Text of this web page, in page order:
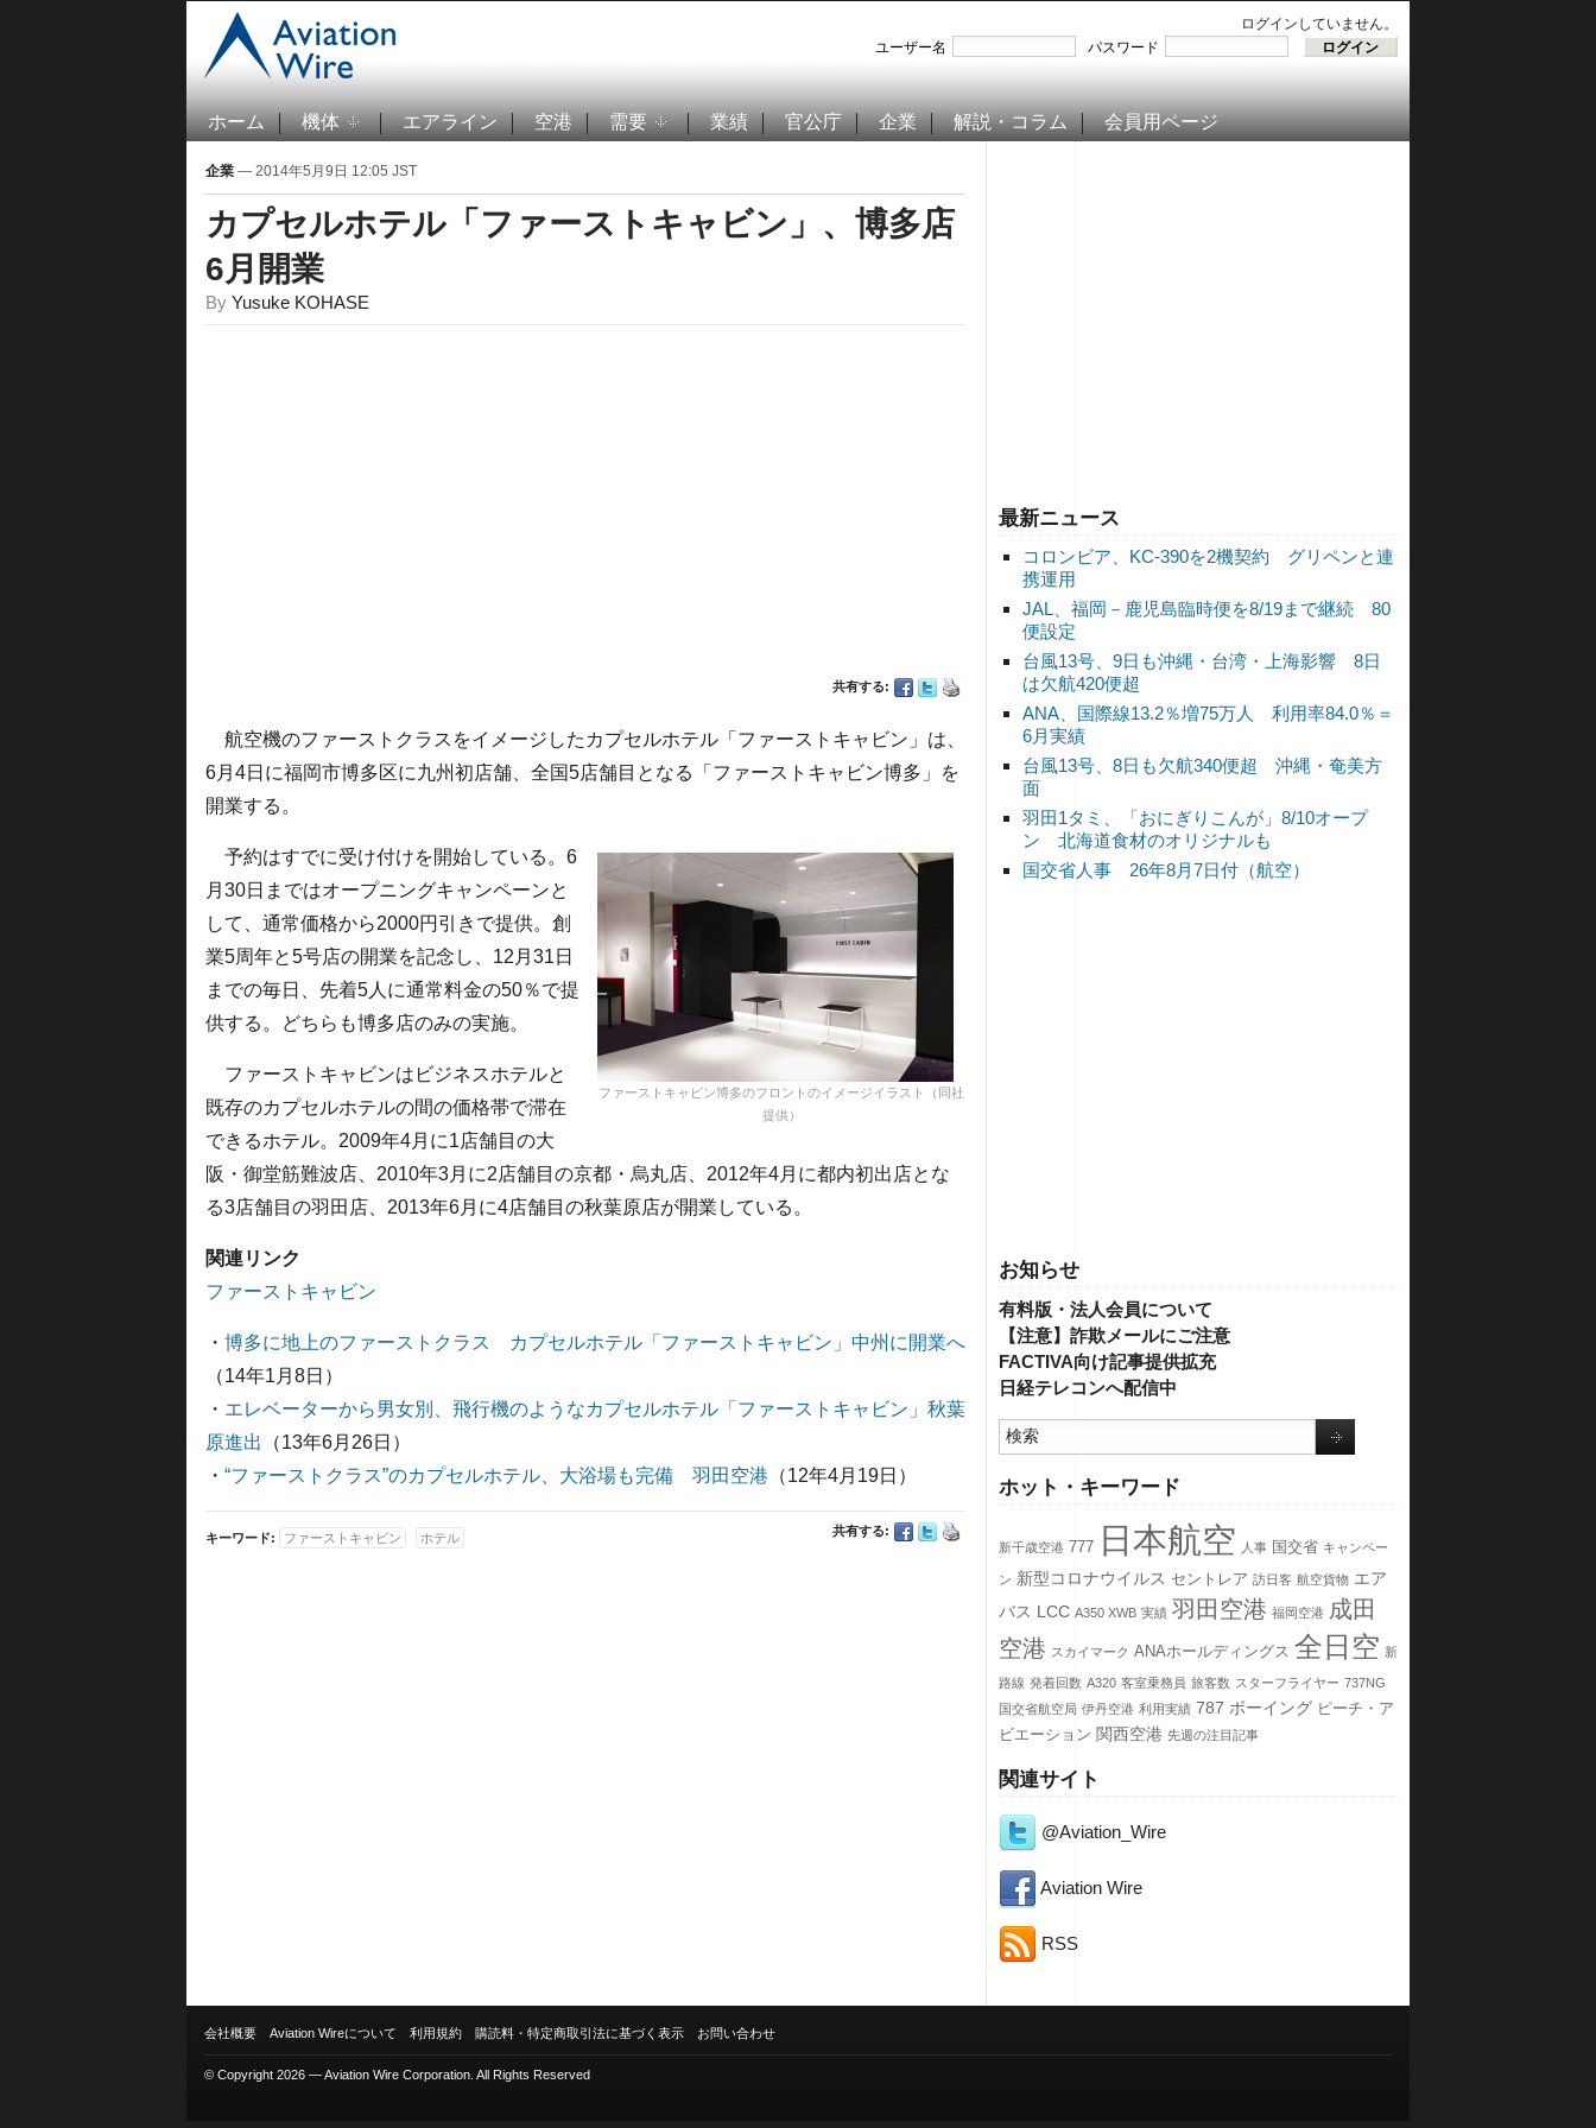
ログインしていません。
ユーザー名
パスワード
ホーム 機体 エアライン 空港 需要 業績 官公庁 企業 解説・コラム 会員用ページ
最新ニュース
コロンビア、KC-390を2機契約 グリペンと連
携運用
JAL、福岡－鹿児島臨時便を8/19まで継続 80
便設定
台風13号、9日も沖縄・台湾・上海影響 8日
は欠航420便超
ANA、国際線13.2％増75万人 利用率84.0％＝
6月実績
台風13号、8日も欠航340便超 沖縄・奄美方
面
羽田1タミ、「おにぎりこんが」8/10オープ
ン 北海道食材のオリジナルも
国交省人事 26年8月7日付（航空）
お知らせ
有料版・法人会員について
【注意】詐欺メールにご注意
FACTIVA向け記事提供拡充
日経テレコンへ配信中
ホット・キーワード
新千歳空港 777 日本航空 人事 国交省 キャンペー
ン 新型コロナウイルス セントレア 訪日客 航空貨物 エア
バス LCC A350 XWB 実績 羽田空港 福岡空港 成田
空港 スカイマーク ANAホールディングス 全日空 新
路線 発着回数 A320 客室乗務員 旅客数 スターフライヤー 737NG
国交省航空局 伊丹空港 利用実績 787 ボーイング ピーチ・ア
ビエーション 関西空港 先週の注目記事
関連サイト
@Aviation_Wire
Aviation Wire
RSS
企業 — 2014年5月9日 12:05 JST
カプセルホテル「ファーストキャビン」、博多店
6月開業
By Yusuke KOHASE
共有する:
航空機のファーストクラスをイメージしたカプセルホテル「ファーストキャビン」は、
6月4日に福岡市博多区に九州初店舗、全国5店舗目となる「ファーストキャビン博多」を
開業する。
ファーストキャビン博多のフロントのイメージイラスト（同社
提供）
予約はすでに受け付けを開始している。6
月30日まではオープニングキャンペーンと
して、通常価格から2000円引きで提供。創
業5周年と5号店の開業を記念し、12月31日
までの毎日、先着5人に通常料金の50％で提
供する。どちらも博多店のみの実施。
ファーストキャビンはビジネスホテルと
既存のカプセルホテルの間の価格帯で滞在
できるホテル。2009年4月に1店舗目の大
阪・御堂筋難波店、2010年3月に2店舗目の京都・烏丸店、2012年4月に都内初出店とな
る3店舗目の羽田店、2013年6月に4店舗目の秋葉原店が開業している。
関連リンク
ファーストキャビン
・ 博多に地上のファーストクラス カプセルホテル「ファーストキャビン」中州に開業へ
（14年1月8日）
・ エレベーターから男女別、飛行機のようなカプセルホテル「ファーストキャビン」秋葉
原進出
（13年6月26日）
・ “ファーストクラス”のカプセルホテル、大浴場も完備 羽田空港 （12年4月19日）
共有する:
キーワード: ファーストキャビン ホテル
会社概要 Aviation Wireについて 利用規約 購読料・特定商取引法に基づく表示 お問い合わせ
© Copyright 2026 — Aviation Wire Corporation. All Rights Reserved